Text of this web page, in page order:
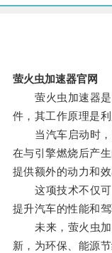
萤火虫加速器官网
萤火虫加速器是
件，其工作原理是
当汽车启动时，
在与引擎燃烧后产
提供额外的动力和效
这项技术不仅可
提升汽车的性能和驾
未来，萤火虫加
新，为环保、能源